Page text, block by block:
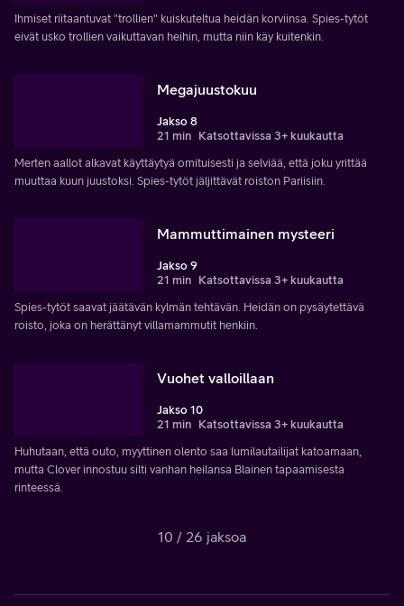
Ihmiset riitaantuvat "trollien" kuiskuteltua heidän korviinsa. Spies-tytöt
eivät usko trollien vaikuttavan heihin, mutta niin käy kuitenkin.
Megajuustokuu
Jakso 8
21 min Katsottavissa 3+ kuukautta
Merten aallot alkavat käyttäytyä omituisesti ja selviää, että joku yrittää
muuttaa kuun juustoksi. Spies-tytöt jäljittävät roiston Pariisiin.
Mammuttimainen mysteeri
Jakso 9
21 min Katsottavissa 3+ kuukautta
Spies-tytöt saavat jäätävän kylmän tehtävän. Heidän on pysäytettävä
roisto, joka on herättänyt villamammutit henkiin.
Vuohet valloillaan
Jakso 10
21 min Katsottavissa 3+ kuukautta
Huhutaan, että outo, myyttinen olento saa lumilautailijat katoamaan,
mutta Clover innostuu silti vanhan heilansa Blainen tapaamisesta
rinteessä.
10 / 26 jaksoa